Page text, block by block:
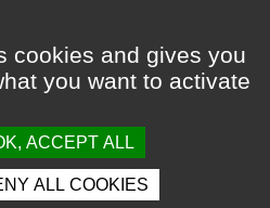
cookies and gives you
you want to activate
ACCEPT ALL
ALL COOKIES